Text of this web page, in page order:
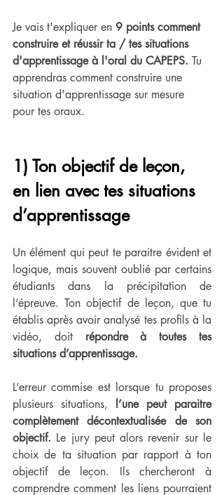
Je vais t'expliquer en 9 points comment
construire et réussir ta / tes situations
d'apprentissage à l'oral du CAPEPS. Tu
apprendras comment construire une
situation d'apprentissage sur mesure
pour tes oraux.
1) Ton objectif de leçon,
en lien avec tes situations
d’apprentissage
Un élément qui peut te paraitre évident et
logique, mais souvent oublié par certains
étudiants dans la précipitation de
l’épreuve. Ton objectif de leçon, que tu
établis après avoir analysé tes profils à la
vidéo, doit répondre à toutes tes
situations d’apprentissage.
L’erreur commise est lorsque tu proposes
plusieurs situations, l’une peut paraitre
complètement décontextualisée de son
objectif. Le jury peut alors revenir sur le
choix de ta situation par rapport à ton
objectif de leçon. Ils chercheront à
comprendre comment les liens pourraient